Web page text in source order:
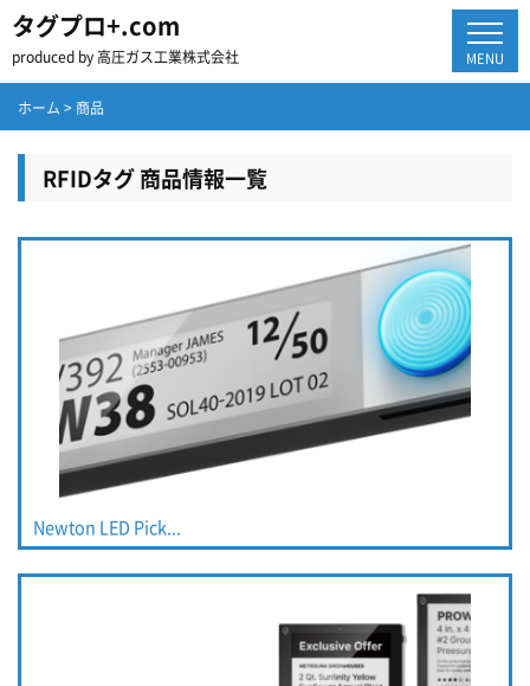
MENU
タグプロ+.com
produced by 高圧ガス工業株式会社
ホーム > 商品
RFIDタグ 商品情報一覧
Newton LED Pick...